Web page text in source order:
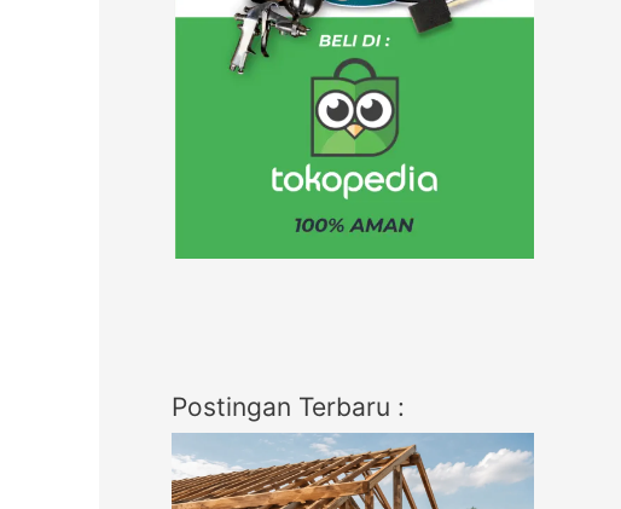
Postingan Terbaru :